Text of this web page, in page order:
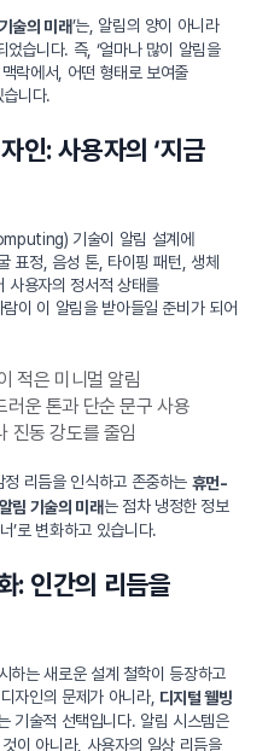
술의 미래’는, 알림의 양이 아니라
었습니다. 즉, ‘얼마나 많이 알림을
락에서, 어떤 형태로 보여줄
습니다.
인: 사용자의 ‘지금
기술이 알림 설계에
표정, 음성 톤, 타이핑 패턴, 생체
사용자의 정서적 상태를
이 이 알림을 받아들일 준비가 되어
적은 미니멀 알림
러운 톤과 단순 문구 사용
진동 강도를 줄임
리듬을 인식하고 존중하는 휴먼-
알림 기술의 미래는 점차 냉정한 정보
’로 변화하고 있습니다.
: 인간의 리듬을
하는 새로운 설계 철학이 등장하고
자인의 문제가 아니라, 디지털 웰빙
기술적 선택입니다. 알림 시스템은
것이 아니라, 사용자의 일상 리듬을